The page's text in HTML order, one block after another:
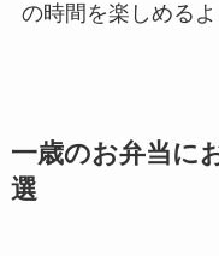
の時間を楽しめる
一歳のお弁当に
選